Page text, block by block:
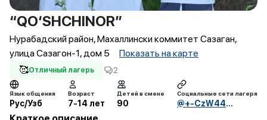
“QO‘SHCHINOR”
Нурабадский район, Махаллински коммитет Сазаган,
улица Сазагон-1, дом 5
Показать на карте
🥰Отличный лагерь 2
Язык общения
Рус/Узб
Возраст
7-14 лет
Детей в смене
90
Социальные сети лагеря
@+-CzW44bOgJk4YWUy